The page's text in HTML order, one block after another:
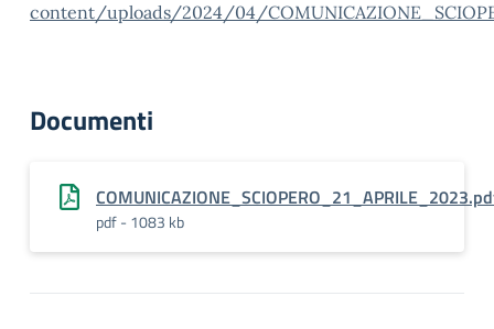
content/uploads/2024/04/
Documenti
pdf - 1083 kb